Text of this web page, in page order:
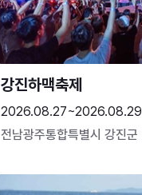
강진하맥축제
2026.08.27~2026.08.29
전남광주통합특별시 강진군